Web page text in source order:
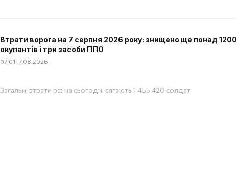
Втрати ворога на 7 серпня 2026 року: знищено ще понад 1200
окупантів і три засоби ППО
07:01 | 7.08.2026
Загальні втрати рф на сьогодні сягають 1 455 420 солдат